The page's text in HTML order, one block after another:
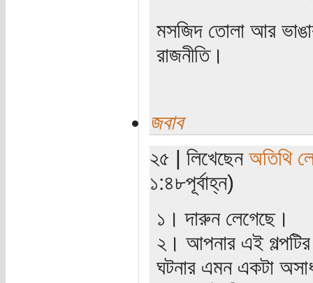
মসজিদ তোলা আর
রাজনীতি।
জবাব
২৫ | লিখেছেন অতিথি
১:৪৮পূর্বাহ্ন)
১। দারুন লেগেছে।
২। আপনার এই গল্পটির
ঘটনার এমন একটা